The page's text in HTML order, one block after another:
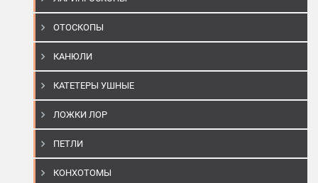
ОТОСКОПЫ
КАНЮЛИ
КАТЕТЕРЫ УШНЫЕ
ЛОЖКИ ЛОР
ПЕТЛИ
КОНХОТОМЫ